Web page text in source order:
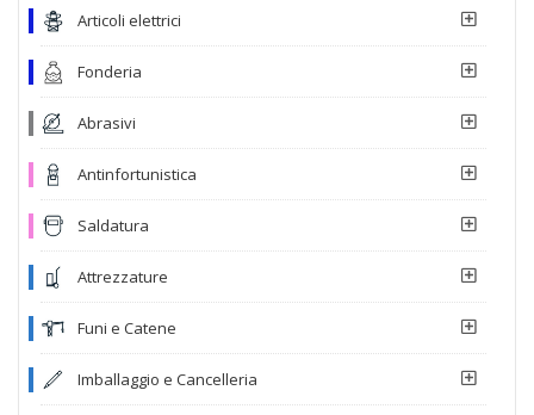
Articoli elettrici
Fonderia
Abrasivi
Antinfortunistica
Saldatura
Attrezzature
Funi e Catene
Imballaggio e Cancelleria